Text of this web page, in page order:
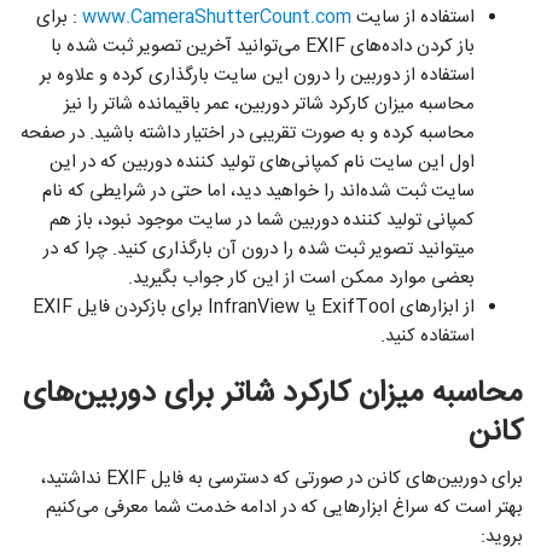
استفاده از سایتwww.CameraShutterCount.com : برای
باز کردن داده‌های EXIF می‌توانید آخرین تصویر ثبت شده با
استفاده از دوربین را درون این سایت بارگذاری کرده و علاوه بر
محاسبه میزان کارکرد شاتر دوربین، عمر باقیمانده شاتر را نیز
محاسبه کرده و به صورت تقریبی در اختیار داشته باشید. در صفحه
اول این سایت نام کمپانی‌های تولید کننده دوربین که در این
سایت ثبت شده‌اند را خواهید دید، اما حتی در شرایطی که نام
کمپانی تولید کننده دوربین شما در سایت موجود نبود، باز هم
میتوانید تصویر ثبت شده را درون آن بارگذاری کنید. چرا که در
بعضی موارد ممکن است از این کار جواب بگیرید.
از ابزارهای ExifTool یا InfranView برای بازکردن فایل EXIF
استفاده کنید.
محاسبه میزان کارکرد شاتر برای دوربین‌های
کانن
برای دوربین‌های کانن در صورتی که دسترسی به فایل EXIF نداشتید،
بهتر است که سراغ ابزارهایی که در ادامه خدمت شما معرفی می‌کنیم
بروید: